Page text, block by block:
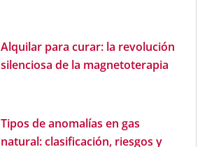
Alquilar para curar: la revolución
silenciosa de la magnetoterapia
Tipos de anomalías en gas
natural: clasificación, riesgos y